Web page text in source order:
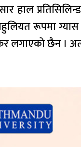
हाल
रूपमा
लगाएको छैन ।